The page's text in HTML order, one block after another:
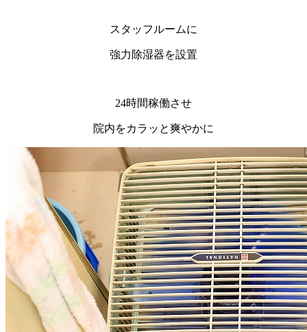
スタッフルームに
強力除湿器を設置
24時間稼働させ
院内をカラッと爽やかに